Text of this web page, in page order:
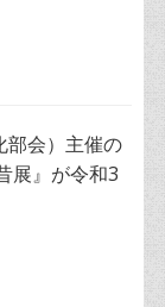
部会）主催の
展』が令和3